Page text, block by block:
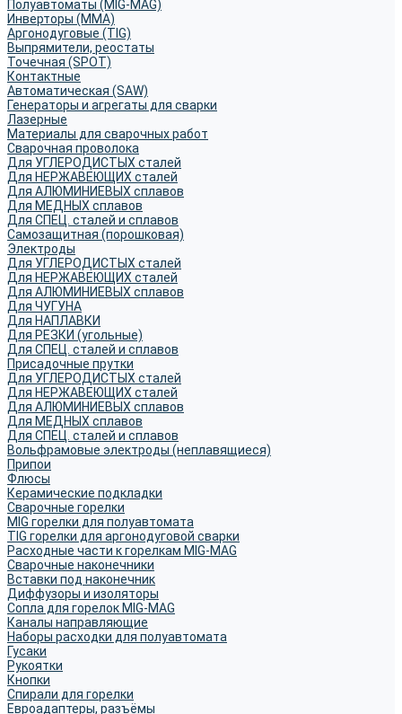
Полуавтоматы (MIG-MAG)
Инверторы (MMA)
Аргонодуговые (TIG)
Выпрямители, реостаты
Точечная (SPOT)
Контактные
Автоматическая (SAW)
Генераторы и агрегаты для сварки
Лазерные
Материалы для сварочных работ
Сварочная проволока
Для УГЛЕРОДИСТЫХ сталей
Для НЕРЖАВЕЮЩИХ сталей
Для АЛЮМИНИЕВЫХ сплавов
Для МЕДНЫХ сплавов
Для СПЕЦ. сталей и сплавов
Самозащитная (порошковая)
Электроды
Для УГЛЕРОДИСТЫХ сталей
Для НЕРЖАВЕЮЩИХ сталей
Для АЛЮМИНИЕВЫХ сплавов
Для ЧУГУНА
Для НАПЛАВКИ
Для РЕЗКИ (угольные)
Для СПЕЦ. сталей и сплавов
Присадочные прутки
Для УГЛЕРОДИСТЫХ сталей
Для НЕРЖАВЕЮЩИХ сталей
Для АЛЮМИНИЕВЫХ сплавов
Для МЕДНЫХ сплавов
Для СПЕЦ. сталей и сплавов
Вольфрамовые электроды (неплавящиеся)
Припои
Флюсы
Керамические подкладки
Сварочные горелки
MIG горелки для полуавтомата
TIG горелки для аргонодуговой сварки
Расходные части к горелкам MIG-MAG
Сварочные наконечники
Вставки под наконечник
Диффузоры и изоляторы
Сопла для горелок MIG-MAG
Каналы направляющие
Наборы расходки для полуавтомата
Гусаки
Рукоятки
Кнопки
Спирали для горелки
Евроадаптеры, разъёмы